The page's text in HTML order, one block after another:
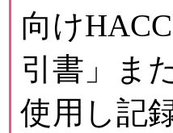
向け
引書」ま
使用し記